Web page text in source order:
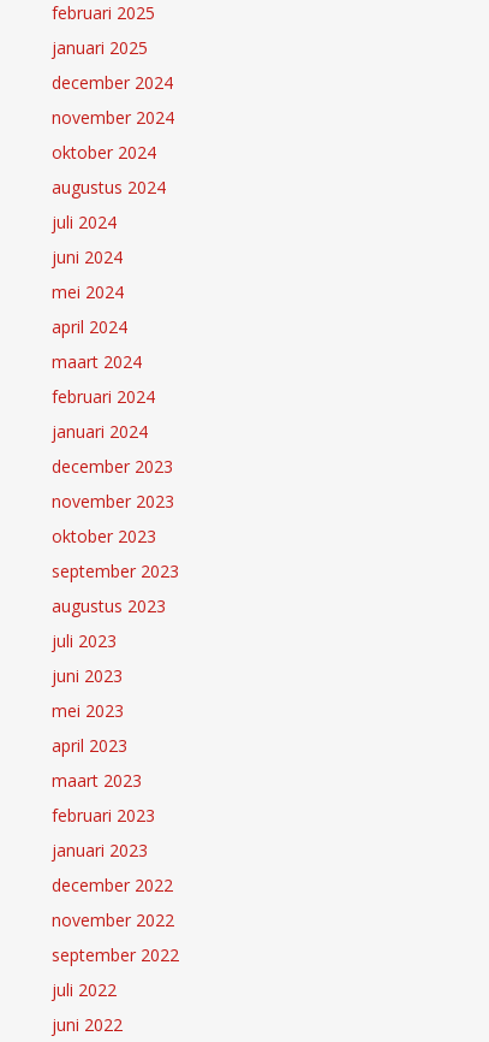
februari 2025
januari 2025
december 2024
november 2024
oktober 2024
augustus 2024
juli 2024
juni 2024
mei 2024
april 2024
maart 2024
februari 2024
januari 2024
december 2023
november 2023
oktober 2023
september 2023
augustus 2023
juli 2023
juni 2023
mei 2023
april 2023
maart 2023
februari 2023
januari 2023
december 2022
november 2022
september 2022
juli 2022
juni 2022